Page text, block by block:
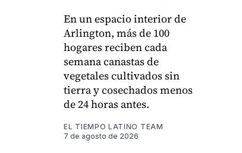
En un espacio interior de
Arlington, más de 100
hogares reciben cada
semana canastas de
vegetales cultivados sin
tierra y cosechados menos
de 24 horas antes.
EL TIEMPO LATINO TEAM
7 de agosto de 2026